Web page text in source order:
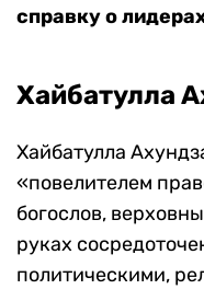
справку о
Хайбатулла
Хайбатулла
«повелителем
богослов,
руках
политическими,